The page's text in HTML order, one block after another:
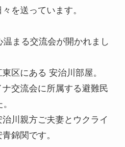
を送っています。
まる交流会が開かれまし
区にある 安治川部屋。
交流会に所属する避難民
川親方ご夫妻とウクライ
錦関です。